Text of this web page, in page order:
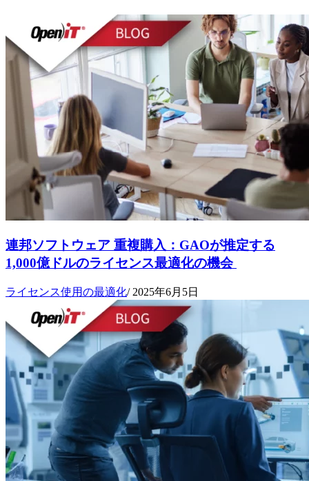
連邦ソフトウェア 重複購入：GAOが推定する
1,000億ドルのライセンス最適化の機会
ライセンス使用の最適化/ 2025年6月5日